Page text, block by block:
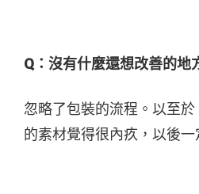
Q：沒有什麼還想改善的地
忽略了包裝的流程。以至
的素材覺得很內疚，以後一